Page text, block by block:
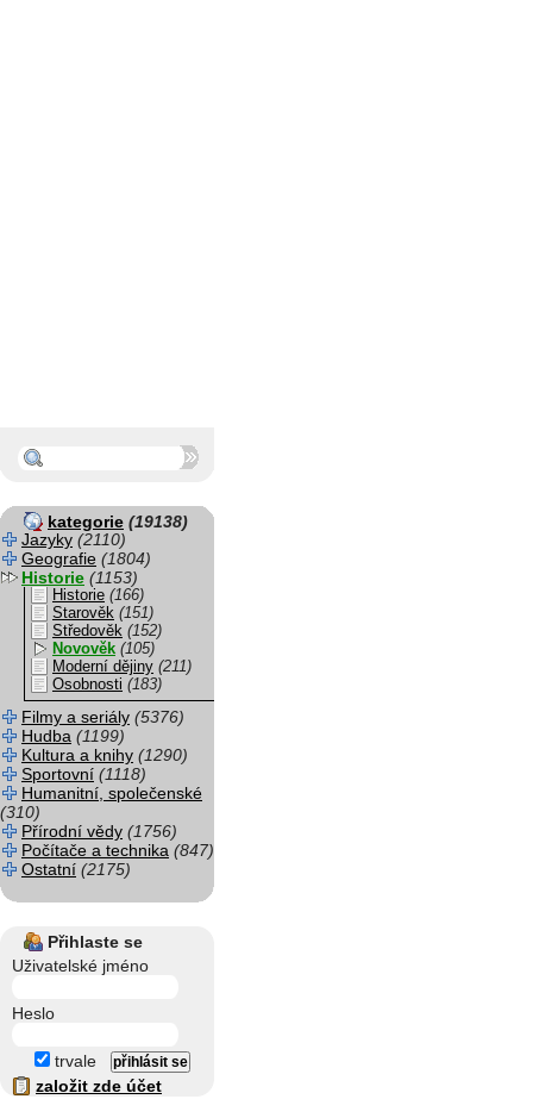
kategorie (19138)
Jazyky (2110)
Geografie (1804)
Historie (1153)
Historie (166)
Starověk (151)
Středověk (152)
Novověk (105)
Moderní dějiny (211)
Osobnosti (183)
Filmy a seriály (5376)
Hudba (1199)
Kultura a knihy (1290)
Sportovní (1118)
Humanitní, společenské
(310)
Přírodní vědy (1756)
Počítače a technika (847)
Ostatní (2175)
Přihlaste se
Uživatelské jméno
Heslo
trvale
založit zde účet